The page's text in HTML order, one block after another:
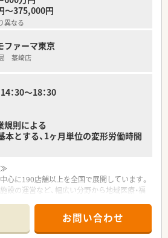
～375,000円
異なる
ファーマ東京
茎崎店
：30～18：30
規則による
とする、1ヶ月単位の変形労働時間
≫
心に190店舗以上を全国で展開しています。
設の運営など、幅広い分野から地域医療・福
大切にしており、患者様の笑顔の見える対応
お問い合わせ